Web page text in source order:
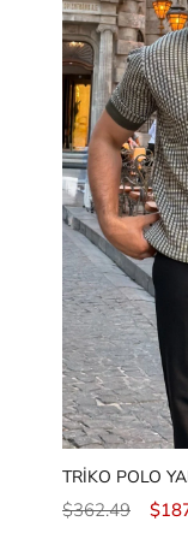
TRİKO POLO
$362.49